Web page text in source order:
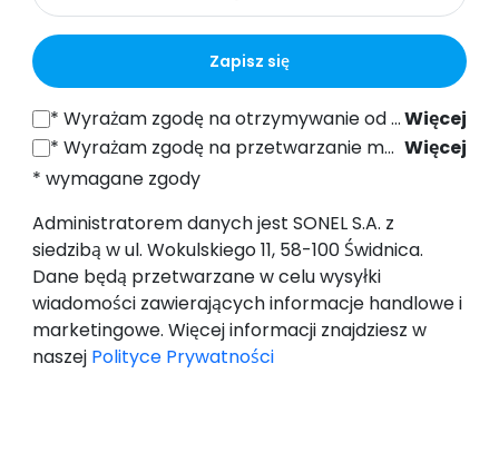
Zapisz się
*Wyrażam zgodę na otrzymywanie od SONEL S.A. z siedzibą w ul. Wokulskiego 11, 58-100 Świdnica informacji handlowych drogą elektroniczną (na podany adres e-mail) w celach marketingowych, zgodnie z art. 398 ustawy z dnia 12 lipca 2024 r. Prawo Komunikacji Elektronicznej. Więcej
*Wyrażam zgodę na przetwarzanie moich danych osobowych (adres e-mail) przez SONEL S.A. z siedzibą w ul. Wokulskiego 11, 58-100 Świdnica, w celu wysyłki newslettera zawierającego informacje handlowe i marketingowe, zgodnie z art. 6 ust. 1 lit. a) Ogólnego Rozporządzenia o Ochronie Danych (RODO).
Więcej
* wymagane zgody
Administratorem danych jest SONEL S.A. z
siedzibą w ul. Wokulskiego 11, 58-100 Świdnica.
Dane będą przetwarzane w celu wysyłki
wiadomości zawierających informacje handlowe i
marketingowe. Więcej informacji znajdziesz w
naszej Polityce Prywatności